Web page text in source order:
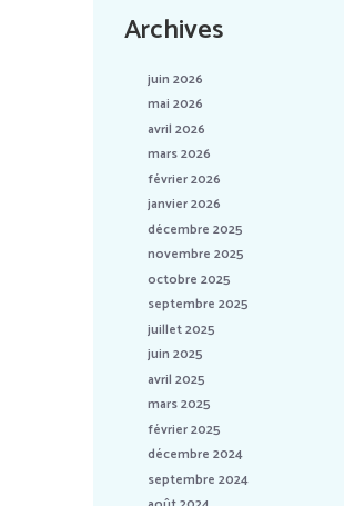
Archives
juin 2026
mai 2026
avril 2026
mars 2026
février 2026
janvier 2026
décembre 2025
novembre 2025
octobre 2025
septembre 2025
juillet 2025
juin 2025
avril 2025
mars 2025
février 2025
décembre 2024
septembre 2024